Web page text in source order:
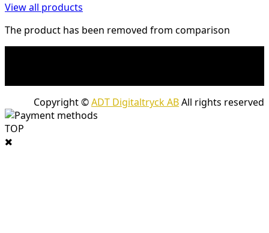
View all products
The product has been removed from comparison
Copyright ©ADT Digitaltryck ABAll rights reserved
TOP